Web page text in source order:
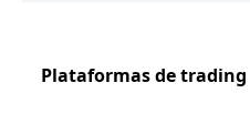
Plataformas de trading